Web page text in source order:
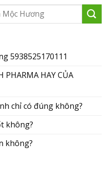
5938525170111
PHARMA HAY CỦA
chỉ có đúng không?
không?
không?